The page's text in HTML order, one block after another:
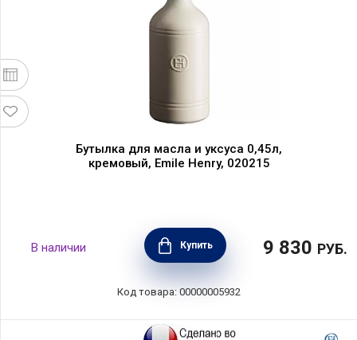
Бутылка для масла и уксуса 0,45л,
кремовый, Emile Henry, 020215
В наличии Купить 9 830 РУБ.
Код товара: 00000005932